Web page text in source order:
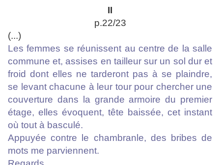
II
p.22/23
(...)
Les femmes se réunissent au centre de la salle
commune et, assises en tailleur sur un sol dur et
froid dont elles ne tarderont pas à se plaindre,
se levant chacune à leur tour pour chercher une
couverture dans la grande armoire du premier
étage, elles évoquent, tête baissée, cet instant
où tout à basculé.
Appuyée contre le chambranle, des bribes de
mots me parviennent.